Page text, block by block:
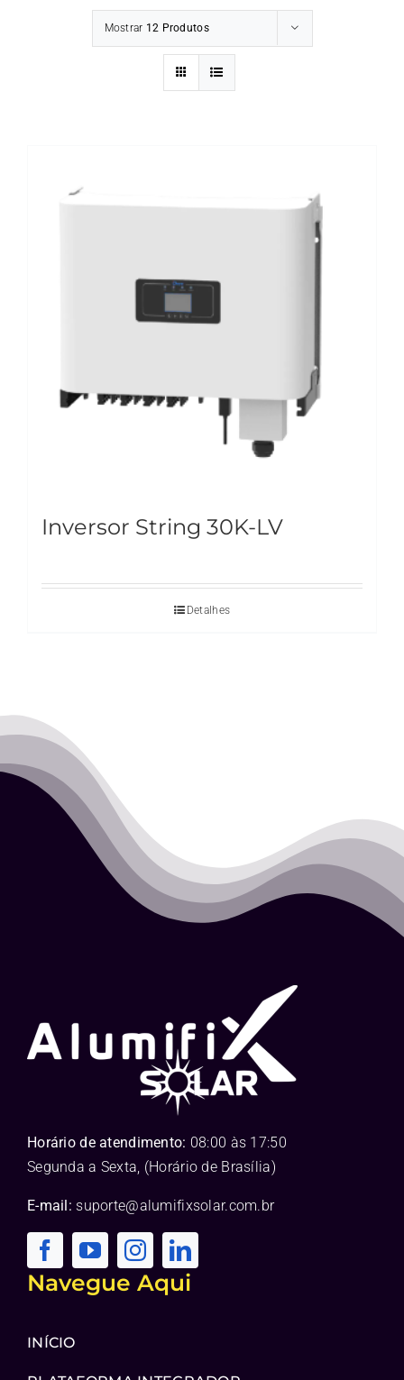
Mostrar 12 Produtos
Inversor String 30K-LV
Detalhes
Horário de atendimento: 08:00 às 17:50
Segunda a Sexta, (Horário de Brasília)
E-mail: suporte@alumifixsolar.com.br
Navegue Aqui
INÍCIO